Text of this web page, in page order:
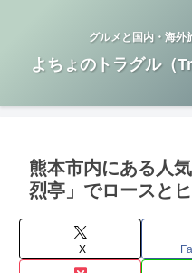
グルメと国内・海外
よちょのトラグル
熊本市内にある人
烈亭」でロースと
X